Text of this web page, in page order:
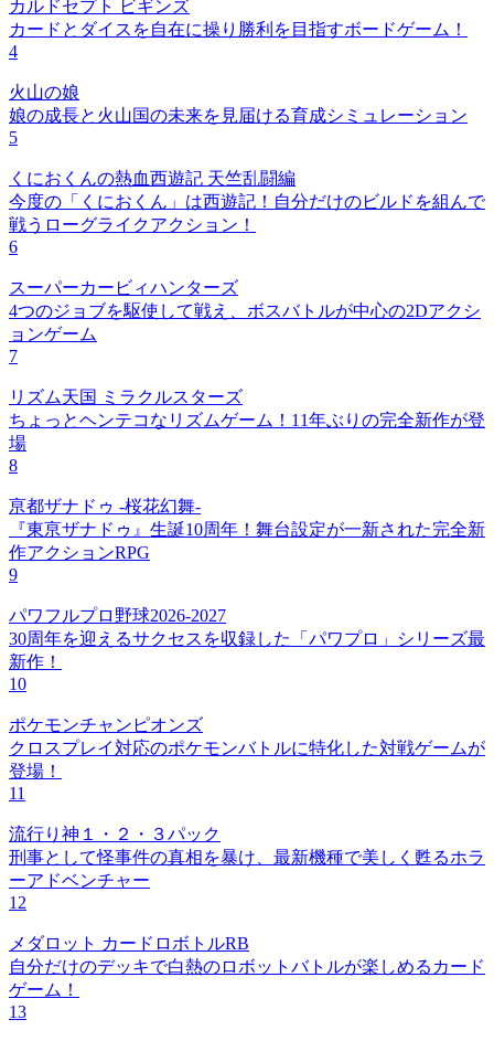
カルドセプト ビギンズ
カードとダイスを自在に操り勝利を目指すボードゲーム！
4
火山の娘
娘の成長と火山国の未来を見届ける育成シミュレーション
5
くにおくんの熱血西遊記 天竺乱闘編
今度の「くにおくん」は西遊記！自分だけのビルドを組んで
戦うローグライクアクション！
6
スーパーカービィハンターズ
4つのジョブを駆使して戦え、ボスバトルが中心の2Dアクシ
ョンゲーム
7
リズム天国 ミラクルスターズ
ちょっとヘンテコなリズムゲーム！11年ぶりの完全新作が登
場
8
亰都ザナドゥ -桜花幻舞-
『東亰ザナドゥ』生誕10周年！舞台設定が一新された完全新
作アクションRPG
9
パワフルプロ野球2026-2027
30周年を迎えるサクセスを収録した「パワプロ」シリーズ最
新作！
10
ポケモンチャンピオンズ
クロスプレイ対応のポケモンバトルに特化した対戦ゲームが
登場！
11
流行り神１・２・３パック
刑事として怪事件の真相を暴け、最新機種で美しく甦るホラ
ーアドベンチャー
12
メダロット カードロボトルRB
自分だけのデッキで白熱のロボットバトルが楽しめるカード
ゲーム！
13